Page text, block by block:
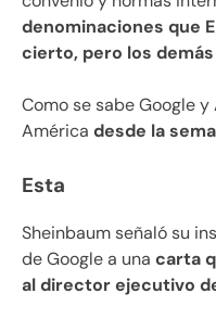
denominaciones que
cierto, pero los
Como se sabe Google
América desde la
Esta
Sheinbaum señaló su
de Google a una carta
al director ejecutivo